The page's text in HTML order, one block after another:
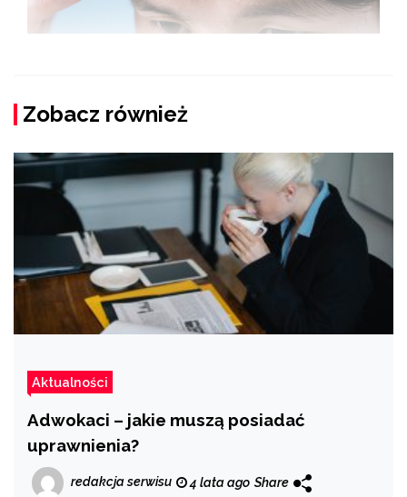
Zobacz również
Aktualności
Adwokaci – jakie muszą posiadać
uprawnienia?
redakcja serwisu 4 lata ago Share